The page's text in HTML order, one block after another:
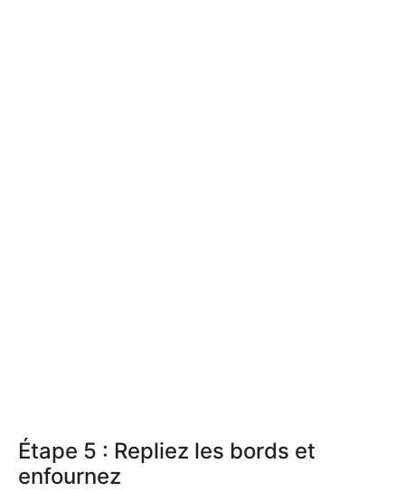
Étape 5 : Repliez les bords et
enfournez